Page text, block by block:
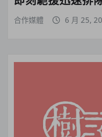
合作媒體 6 月 25,